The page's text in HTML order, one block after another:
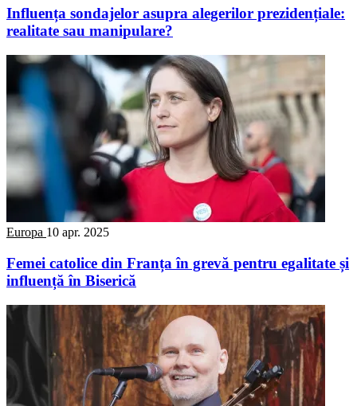
Influența sondajelor asupra alegerilor prezidențiale:
realitate sau manipulare?
Europa 10 apr. 2025
Femei catolice din Franța în grevă pentru egalitate și
influență în Biserică